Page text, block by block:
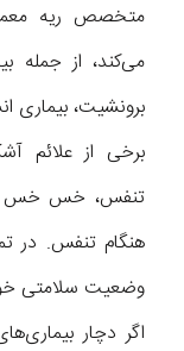
متخصص ریه
می‌کند، از جمله
برونشیت، بیماری
برخی از علائم
تنفس، خس خس
هنگام تنفس. در
وضعیت سلامتی
اگر دچار